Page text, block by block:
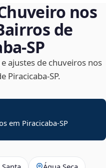
nos
de
ajustes de chuveiros nos
Piracicaba‑SP.
em Piracicaba-SP